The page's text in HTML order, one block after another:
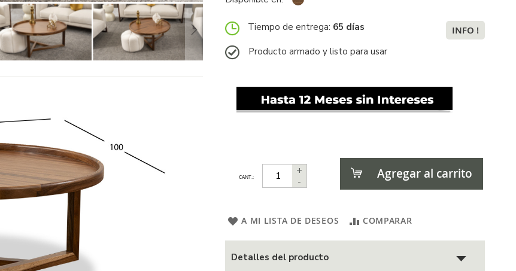
Tiempo de entrega: 65 días INFO !
Producto armado y listo para usar
CANT.:
+
-
Agregar al carrito
A MI LISTA DE DESEOS COMPARAR
Detalles del producto